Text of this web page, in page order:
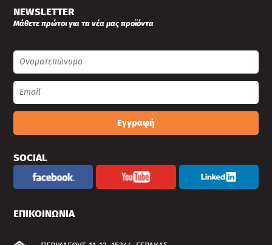
NEWSLETTER
Μάθετε πρώτοι για τα νέα μας προϊόντα
Εγγραφή
SOCIAL
ΕΠΙΚΟΙΝΩΝΙΑ